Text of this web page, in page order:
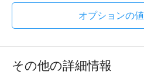
オプションの
その他の詳細情報